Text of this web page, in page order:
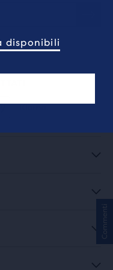
disponibili
Commenti